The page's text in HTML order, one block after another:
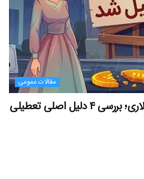
مقالات عمومی
پایان تلخ پروژه‌های میلیون دلاری؛ بررسی ۴ دلیل اصلی تعطیلی